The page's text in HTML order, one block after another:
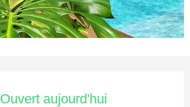
Ouvert aujourd'hui